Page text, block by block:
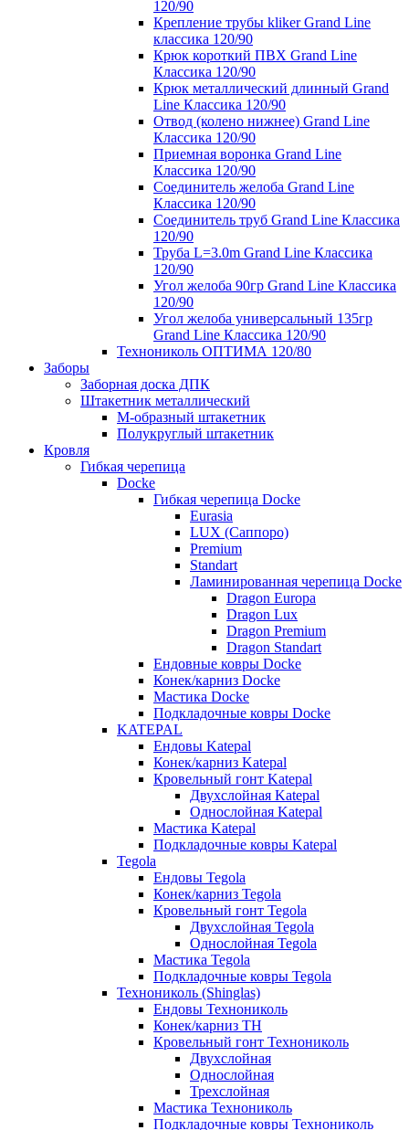
120/90
Крепление трубы kliker Grand Line
классика 120/90
Крюк короткий ПВХ Grand Line
Классика 120/90
Крюк металлический длинный Grand
Line Классика 120/90
Отвод (колено нижнее) Grand Line
Классика 120/90
Приемная воронка Grand Line
Классика 120/90
Соединитель желоба Grand Line
Классика 120/90
Соединитель труб Grand Line Классика
120/90
Труба L=3.0m Grand Line Классика
120/90
Угол желоба 90гр Grand Line Классика
120/90
Угол желоба универсальный 135гр
Grand Line Классика 120/90
Технониколь ОПТИМА 120/80
Заборы
Заборная доска ДПК
Штакетник металлический
М-образный штакетник
Полукруглый штакетник
Кровля
Гибкая черепица
Docke
Гибкая черепица Docke
Eurasia
LUX (Саппоро)
Premium
Standart
Ламинированная черепица Docke
Dragon Europa
Dragon Lux
Dragon Premium
Dragon Standart
Ендовные ковры Docke
Конек/карниз Docke
Мастика Docke
Подкладочные ковры Docke
KATEPAL
Ендовы Katepal
Конек/карниз Katepal
Кровельный гонт Katepal
Двухслойная Katepal
Однослойная Katepal
Мастика Katepal
Подкладочные ковры Katepal
Tegola
Ендовы Tegola
Конек/карниз Tegola
Кровельный гонт Tegola
Двухслойная Tegola
Однослойная Tegola
Мастика Tegola
Подкладочные ковры Tegola
Технониколь (Shinglas)
Ендовы Технониколь
Конек/карниз ТН
Кровельный гонт Технониколь
Двухслойная
Однослойная
Трехслойная
Мастика Технониколь
Подкладочные ковры Технониколь